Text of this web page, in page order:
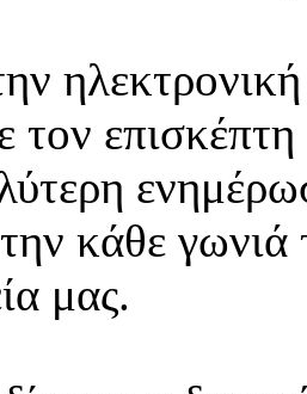
ηλεκτρονική
τον
κάθε
μας.